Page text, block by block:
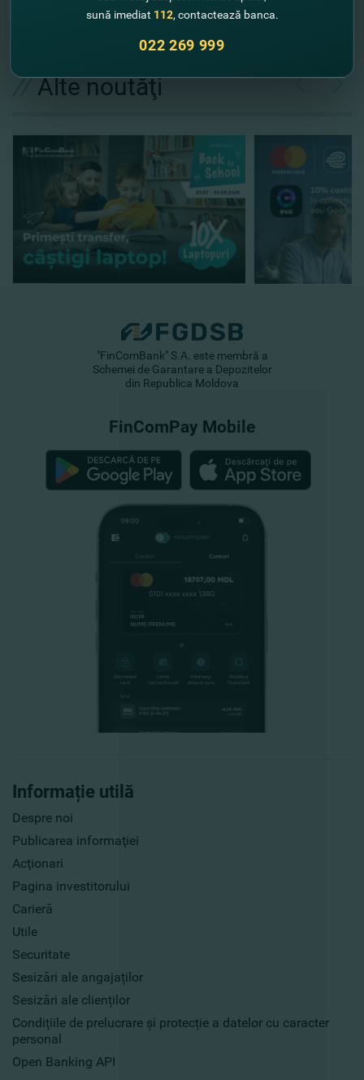
Expediază solicitarea
// Alte noutăţi
Informație utilă
Despre noi
Publicarea informaţiei
Acţionari
Pagina investitorului
Carieră
Utile
Securitate
Sesizări ale angajaților
Sesizări ale clienților
Condițiile de prelucrare și protecție a datelor cu caracter
personal
Open Banking API
"FinComBank" S.A. este membră a
Schemei de Garantare a Depozitelor
din Republica Moldova
FinComPay Mobile
sună imediat 112, contactează banca.
022 269 999